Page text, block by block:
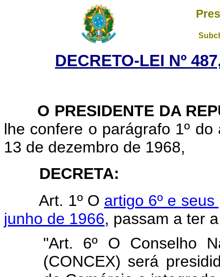
DECRETO-LEI Nº
O PRESIDENTE DA
lhe confere o parágrafo 1º
13 de dezembro de 1968,
DECRETA:
Art. 1º O artigo 6º e
junho de 1966, passam a ter
"Art. 6º O Conselho
(CONCEX) será